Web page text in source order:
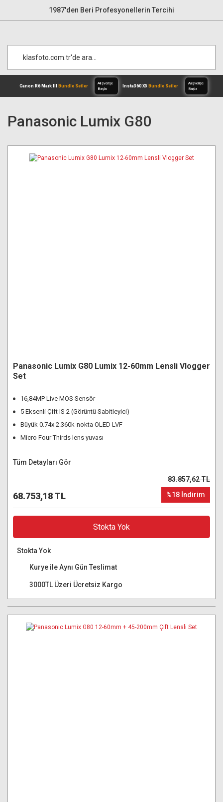
1987'den Beri Profesyonellerin Tercihi
Başla
Panasonic Lumix G80
Panasonic Lumix G80 Lumix 12-60mm Lensli Vlogger
Set
16,84MP Live MOS Sensör
5 Eksenli Çift IS 2 (Görüntü Sabitleyici)
Büyük 0.74x 2.360k-nokta OLED LVF
Micro Four Thirds lens yuvası
Tüm Detayları Gör
68.753,18 TL
83.857,62 TL
%18 İndirim
Stokta Yok
Stokta Yok
Kurye ile Aynı Gün Teslimat
3000TL Üzeri Ücretsiz Kargo